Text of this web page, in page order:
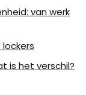
van werk
is het verschil?